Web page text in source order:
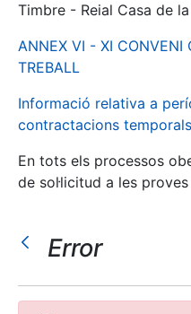
Mostra/Amaga
Timbre - Reial Casa de
ANNEX VI - XI CONVENI
TREBALL
Informació relativa a
contractacions temporals
En tots els processos
de sol·licitud a les
Error